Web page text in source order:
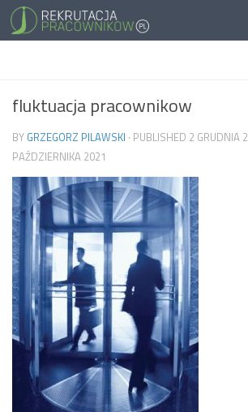
fluktuacja pracownikow
BY GRZEGORZ PILAWSKI · PUBLISHED 2 GRUDNIA
PAŹDZIERNIKA 2021